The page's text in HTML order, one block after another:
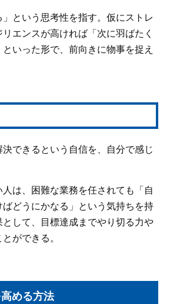
」という思考性を指す。仮にストレ
エンスが高ければ「次に羽ばたく
いった形で、前向きに物事を捉え
できるという自信を、自分で感じ
は、困難な業務を任されても「自
どうにかなる」という気持ちを持
して、目標達成までやり切る力や
ができる。
める方法